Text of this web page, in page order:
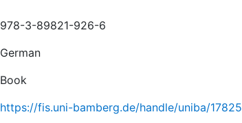
978-3-89821-926-6
German
Book
https://fis.uni-bamberg.de/handle/uniba/17825